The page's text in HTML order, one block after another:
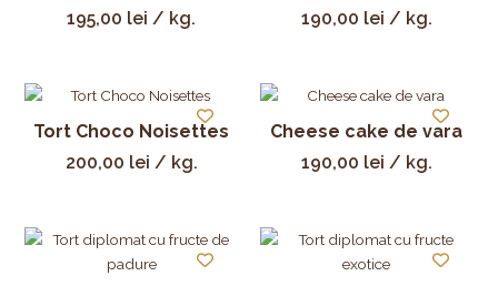
195,00 lei / kg.
190,00 lei / kg.
Tort Choco Noisettes
200,00 lei / kg.
Cheese cake de vara
190,00 lei / kg.